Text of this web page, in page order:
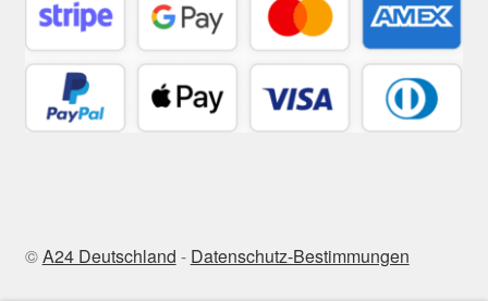
©A24 Deutschland - Datenschutz-Bestimmungen